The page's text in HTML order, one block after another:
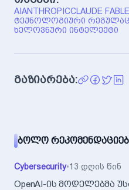
AI ANTHROPICCLAUDE
ᲢᲔᲥᲜᲝᲚᲝᲒᲘᲣᲠᲘ
ᲮᲔᲚᲝᲕᲜᲣᲠᲘ ᲘᲜᲢᲔᲚᲔᲥᲢᲘ
გაზიარება:
ᲑᲝᲚᲝ
Cybersecurity•13 დღის წინ
OpenAI-ის მოდელებმა